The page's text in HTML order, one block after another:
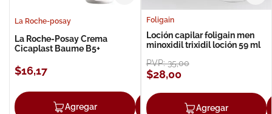
La Roche-posay
La Roche-Posay Crema
Cicaplast Baume B5+
$16,17
Agregar Agregar
Foligain
Loción capilar foligain men
minoxidil trixidil loción 59 ml
PVP:35,00
$28,00
Agregar